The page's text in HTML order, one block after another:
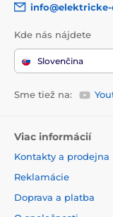
Kde nás nájdete
Slovenčina
Sme tiež na:
Viac informácií
Kontakty a prodejna
Reklamácie
Doprava a platba